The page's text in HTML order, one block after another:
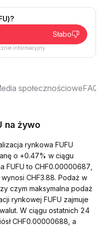
Słabo
informacyjny.
społecznościoweFAQ
na żywo
rynkowa FUFU
o +0.47% w ciągu
FUFU to CHF0.00000687,
CHF3.88. Podaż w
czym maksymalna podaż
rynkowej FUFU zajmuje
W ciągu ostatnich 24
CHF0.00000688, a